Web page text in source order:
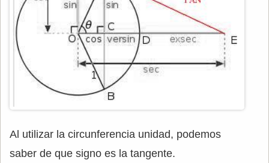
Al utilizar la circunferencia unidad, podemos
saber de que signo es la tangente.